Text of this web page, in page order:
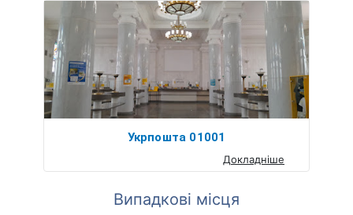
Укрпошта 01001
Докладніше
Випадкові місця